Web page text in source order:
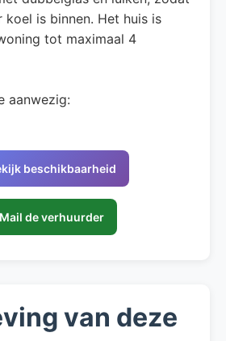
koel is binnen. Het huis is
tot maximaal 4
aanwezig:
beschikbaarheid
de verhuurder
van deze